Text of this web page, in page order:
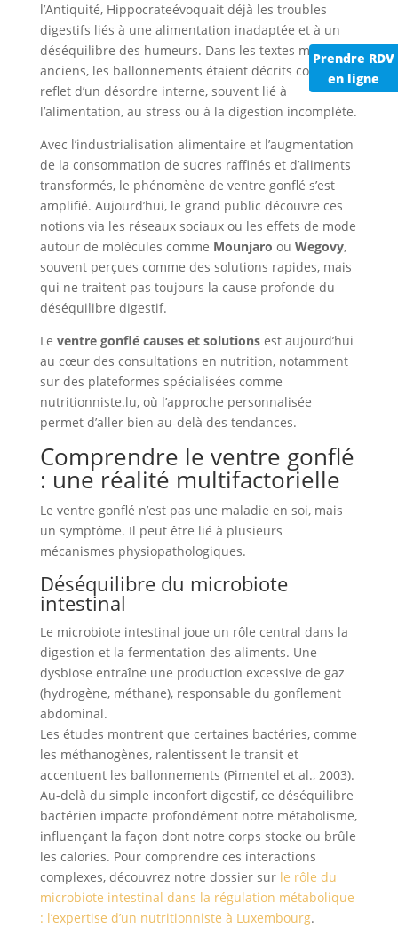
Prendre RDV
en ligne
l’Antiquité, Hippocrateévoquait déjà les troubles
digestifs liés à une alimentation inadaptée et à un
déséquilibre des humeurs. Dans les textes médicaux
anciens, les ballonnements étaient décrits comme le
reflet d’un désordre interne, souvent lié à
l’alimentation, au stress ou à la digestion incomplète.
Avec l’industrialisation alimentaire et l’augmentation
de la consommation de sucres raffinés et d’aliments
transformés, le phénomène de ventre gonflé s’est
amplifié. Aujourd’hui, le grand public découvre ces
notions via les réseaux sociaux ou les effets de mode
autour de molécules comme Mounjaro ou Wegovy,
souvent perçues comme des solutions rapides, mais
qui ne traitent pas toujours la cause profonde du
déséquilibre digestif.
Le ventre gonflé causes et solutionsest aujourd’hui
au cœur des consultations en nutrition, notamment
sur des plateformes spécialisées comme
nutritionniste.lu, où l’approche personnalisée
permet d’aller bien au-delà des tendances.
Comprendre le ventre gonflé
: une réalité multifactorielle
Le ventre gonflé n’est pas une maladie en soi, mais
un symptôme. Il peut être lié à plusieurs
mécanismes physiopathologiques.
Déséquilibre du microbiote
intestinal
Le microbiote intestinal joue un rôle central dans la
digestion et la fermentation des aliments. Une
dysbiose entraîne une production excessive de gaz
(hydrogène, méthane), responsable du gonflement
abdominal.
Les études montrent que certaines bactéries, comme
les méthanogènes, ralentissent le transit et
accentuent les ballonnements (Pimentel et al., 2003).
Au-delà du simple inconfort digestif, ce déséquilibre
bactérien impacte profondément notre métabolisme,
influençant la façon dont notre corps stocke ou brûle
les calories. Pour comprendre ces interactions
complexes, découvrez notre dossier sur le rôle du
microbiote intestinal dans la régulation métabolique
: l’expertise d’un nutritionniste à Luxembourg.